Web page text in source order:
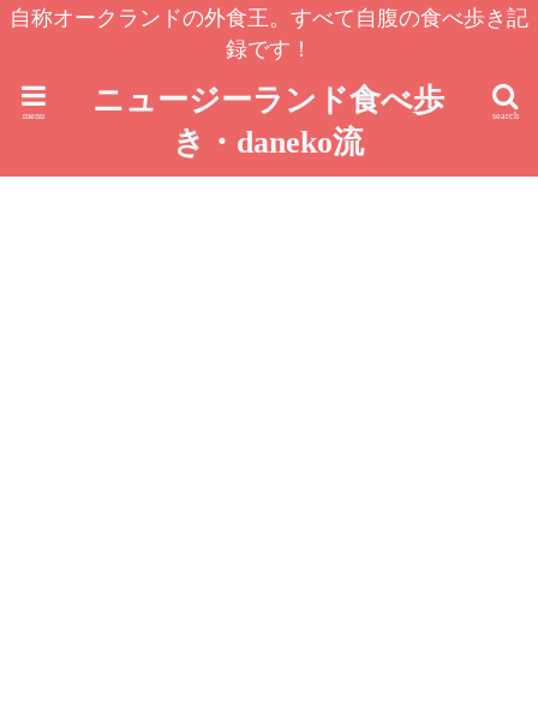
自称オークランドの外食王。すべて自腹の食べ歩き記
録です！
ニュージーランド食べ歩
き・daneko流
search
menu